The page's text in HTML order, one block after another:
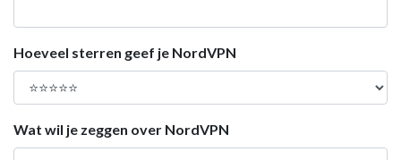
Hoeveel sterren geef je NordVPN
Wat wil je zeggen over NordVPN